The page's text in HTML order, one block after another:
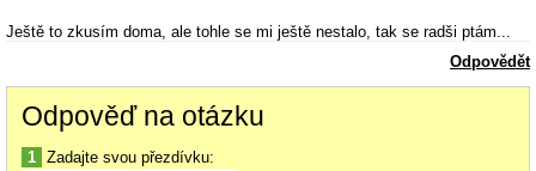
Ještě to zkusím doma, ale tohle se mi ještě nestalo, tak se radši ptám...
Odpovědět
Odpověď na otázku
1 Zadajte svou přezdívku: